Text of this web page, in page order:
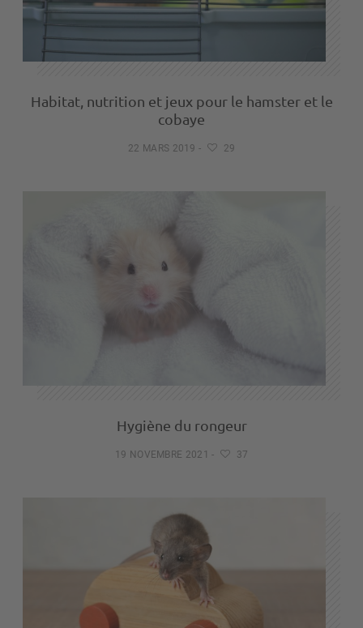
Habitat, nutrition et jeux pour le hamster et le
cobaye
22 MARS 2019 - 29
Hygiène du rongeur
19 NOVEMBRE 2021 - 37